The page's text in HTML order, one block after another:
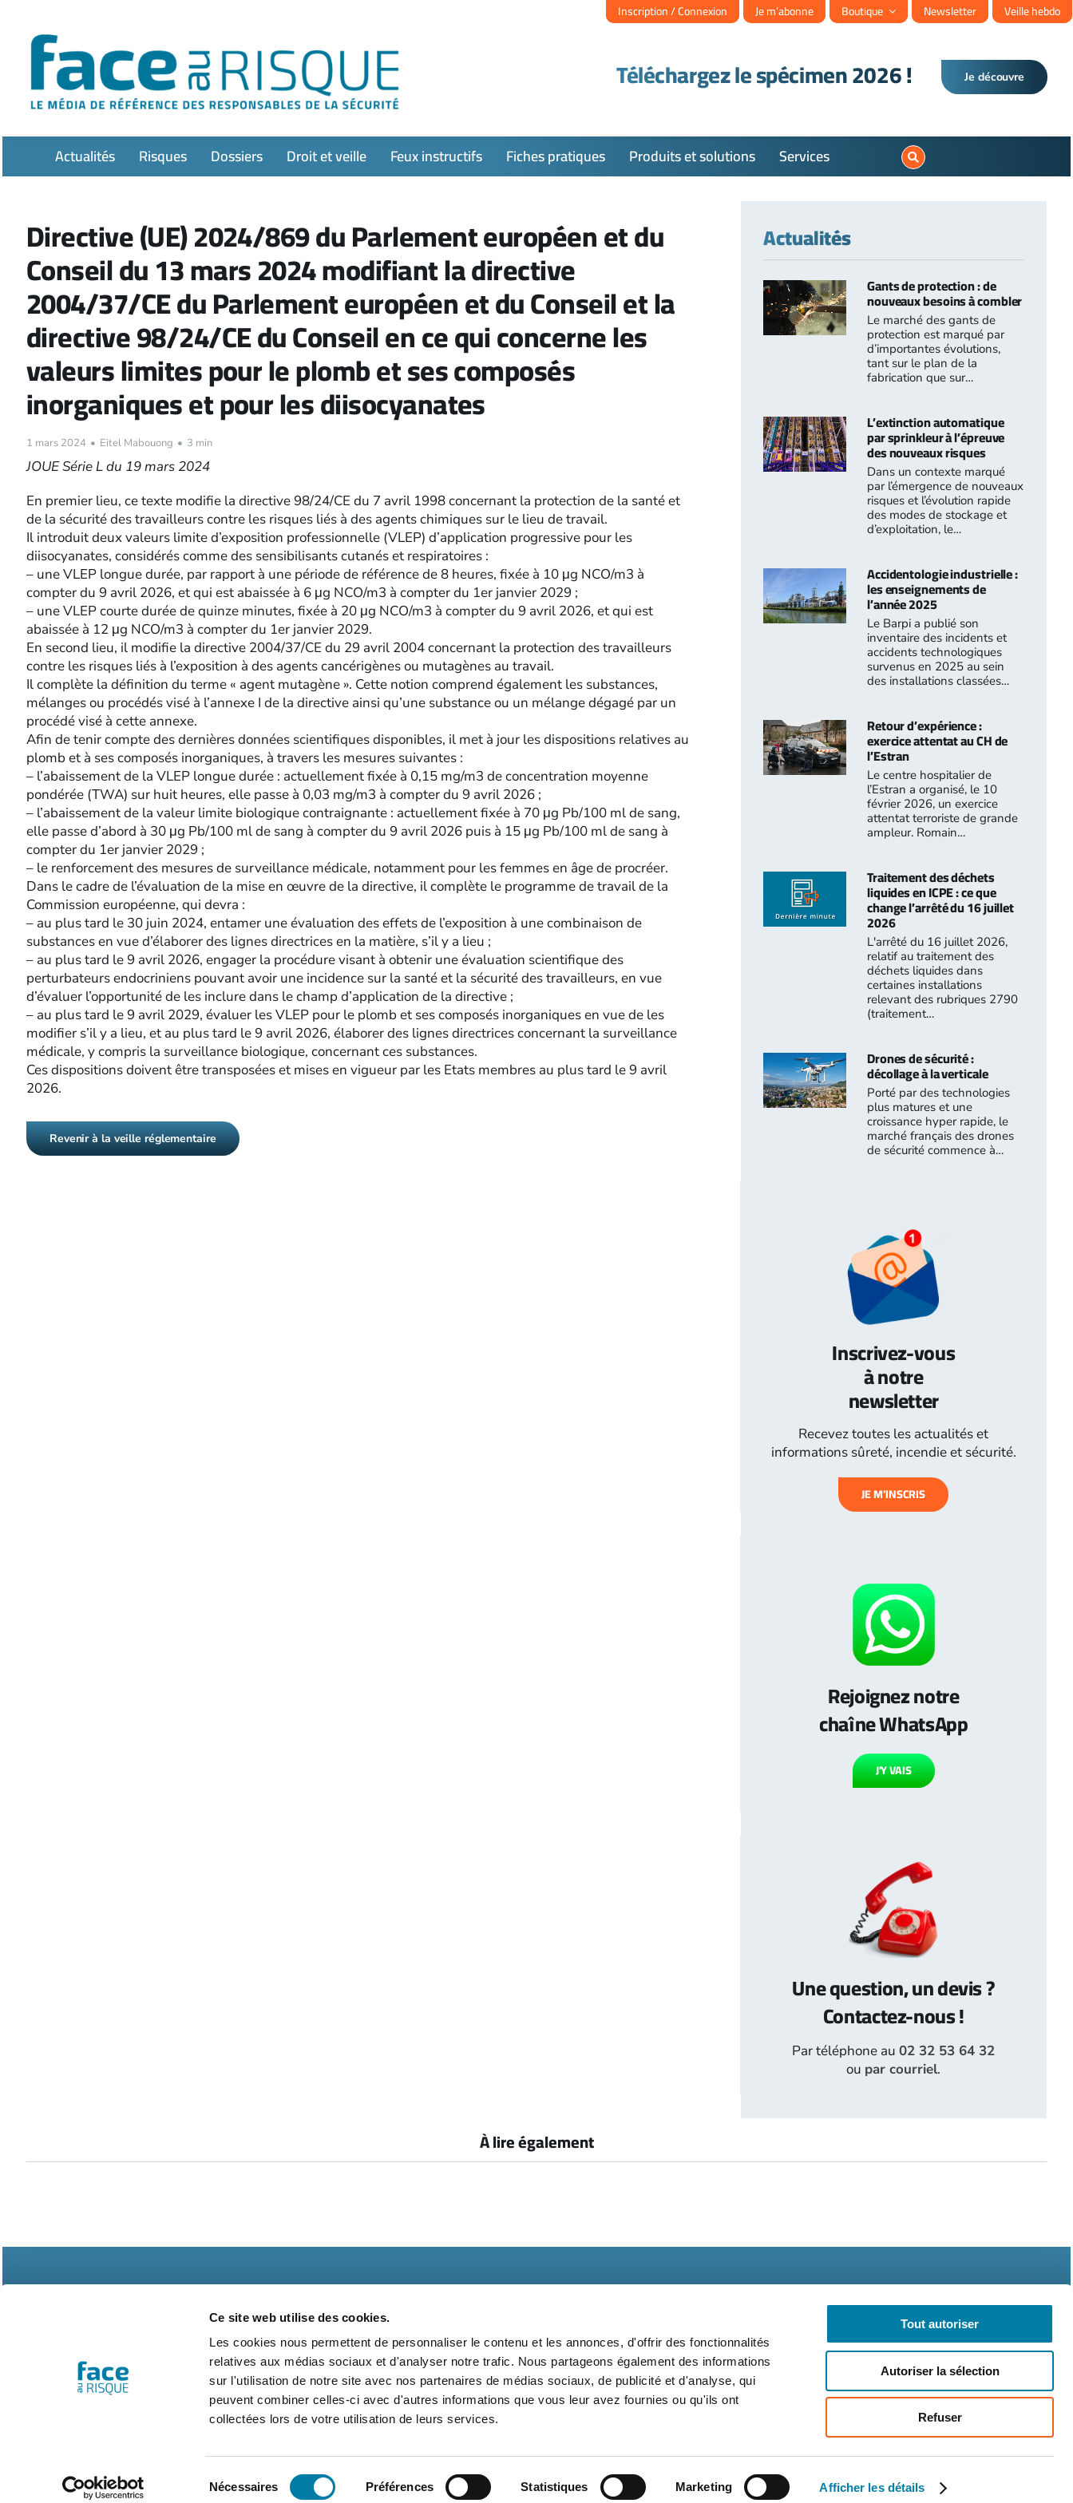
Ce site web utilise des cookies.
Les cookies nous permettent de personnaliser le contenu et les annonces, d'offrir des fonctionnalités
relatives aux médias sociaux et d'analyser notre trafic. Nous partageons également des informations
sur l'utilisation de notre site avec nos partenaires de médias sociaux, de publicité et d'analyse, qui
peuvent combiner celles-ci avec d'autres informations que vous leur avez fournies ou qu'ils ont
collectées lors de votre utilisation de leurs services.
Nécessaires Préférences Statistiques Marketing Afficher les détails
Tout autoriser
Autoriser la sélection
Refuser
contenu
Inscription / Connexion Je m’abonne Boutique Newsletter Veille hebdo
Téléchargez le spécimen 2026 ! Je découvre
Actualités Risques Dossiers Droit et veille Feux instructifs Fiches pratiques Produits et solutions Services
Directive (UE) 2024/869 du Parlement européen et du
Conseil du 13 mars 2024 modifiant la directive
2004/37/CE du Parlement européen et du Conseil et la
directive 98/24/CE du Conseil en ce qui concerne les
valeurs limites pour le plomb et ses composés
inorganiques et pour les diisocyanates
1 mars 2024 • Eitel Mabouong • 3 min
JOUE Série L du 19 mars 2024
En premier lieu, ce texte modifie la directive 98/24/CE du 7 avril 1998 concernant la protection de la santé et
de la sécurité des travailleurs contre les risques liés à des agents chimiques sur le lieu de travail.
Il introduit deux valeurs limite d’exposition professionnelle (VLEP) d’application progressive pour les
diisocyanates, considérés comme des sensibilisants cutanés et respiratoires :
– une VLEP longue durée, par rapport à une période de référence de 8 heures, fixée à 10 μg NCO/m3 à
compter du 9 avril 2026, et qui est abaissée à 6 μg NCO/m3 à compter du 1er janvier 2029 ;
– une VLEP courte durée de quinze minutes, fixée à 20 μg NCO/m3 à compter du 9 avril 2026, et qui est
abaissée à 12 μg NCO/m3 à compter du 1er janvier 2029.
En second lieu, il modifie la directive 2004/37/CE du 29 avril 2004 concernant la protection des travailleurs
contre les risques liés à l’exposition à des agents cancérigènes ou mutagènes au travail.
Il complète la définition du terme « agent mutagène ». Cette notion comprend également les substances,
mélanges ou procédés visé à l’annexe I de la directive ainsi qu’une substance ou un mélange dégagé par un
procédé visé à cette annexe.
Afin de tenir compte des dernières données scientifiques disponibles, il met à jour les dispositions relatives au
plomb et à ses composés inorganiques, à travers les mesures suivantes :
– l’abaissement de la VLEP longue durée : actuellement fixée à 0,15 mg/m3 de concentration moyenne
pondérée (TWA) sur huit heures, elle passe à 0,03 mg/m3 à compter du 9 avril 2026 ;
– l’abaissement de la valeur limite biologique contraignante : actuellement fixée à 70 μg Pb/100 ml de sang,
elle passe d’abord à 30 μg Pb/100 ml de sang à compter du 9 avril 2026 puis à 15 μg Pb/100 ml de sang à
compter du 1er janvier 2029 ;
– le renforcement des mesures de surveillance médicale, notamment pour les femmes en âge de procréer.
Dans le cadre de l’évaluation de la mise en œuvre de la directive, il complète le programme de travail de la
Commission européenne, qui devra :
– au plus tard le 30 juin 2024, entamer une évaluation des effets de l’exposition à une combinaison de
substances en vue d’élaborer des lignes directrices en la matière, s’il y a lieu ;
– au plus tard le 9 avril 2026, engager la procédure visant à obtenir une évaluation scientifique des
perturbateurs endocriniens pouvant avoir une incidence sur la santé et la sécurité des travailleurs, en vue
d’évaluer l’opportunité de les inclure dans le champ d’application de la directive ;
– au plus tard le 9 avril 2029, évaluer les VLEP pour le plomb et ses composés inorganiques en vue de les
modifier s’il y a lieu, et au plus tard le 9 avril 2026, élaborer des lignes directrices concernant la surveillance
médicale, y compris la surveillance biologique, concernant ces substances.
Ces dispositions doivent être transposées et mises en vigueur par les Etats membres au plus tard le 9 avril
2026.
Revenir à la veille réglementaire
Actualités
Gants de protection : de
nouveaux besoins à combler
Le marché des gants de
protection est marqué par
d’importantes évolutions,
tant sur le plan de la
fabrication que sur…
L’extinction automatique
par sprinkleur à l’épreuve
des nouveaux risques
Dans un contexte marqué
par l’émergence de nouveaux
risques et l’évolution rapide
des modes de stockage et
d’exploitation, le…
Accidentologie industrielle :
les enseignements de
l’année 2025
Le Barpi a publié son
inventaire des incidents et
accidents technologiques
survenus en 2025 au sein
des installations classées…
Retour d’expérience :
exercice attentat au CH de
l’Estran
Le centre hospitalier de
l’Estran a organisé, le 10
février 2026, un exercice
attentat terroriste de grande
ampleur. Romain…
Traitement des déchets
liquides en ICPE : ce que
change l’arrêté du 16 juillet
2026
L'arrêté du 16 juillet 2026,
relatif au traitement des
déchets liquides dans
certaines installations
relevant des rubriques 2790
(traitement…
Drones de sécurité :
décollage à la verticale
Porté par des technologies
plus matures et une
croissance hyper rapide, le
marché français des drones
de sécurité commence à…
Inscrivez-vous
à notre
newsletter
Recevez toutes les actualités et
informations sûreté, incendie et sécurité.
JE M’INSCRIS
Rejoignez notre
chaîne WhatsApp
J’Y VAIS
Une question, un devis ?
Contactez-nous !
Par téléphone au02 32 53 64 32
ou par courriel.
À lire également
Abonnements Contact Kit média Nos partenaires Qui sommes-nous ? Mentions légales
Suivez-nous également sur les réseaux sociaux